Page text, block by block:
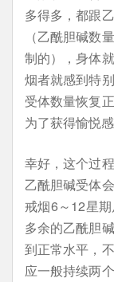
多得多，都跟
（乙酰胆碱数
制的），身体
烟者就感到特
受体数量恢复
为了获得愉悦
幸好，这个过
乙酰胆碱受体
戒烟6～12星
多余的乙酰胆
到正常水平，
应一般持续两